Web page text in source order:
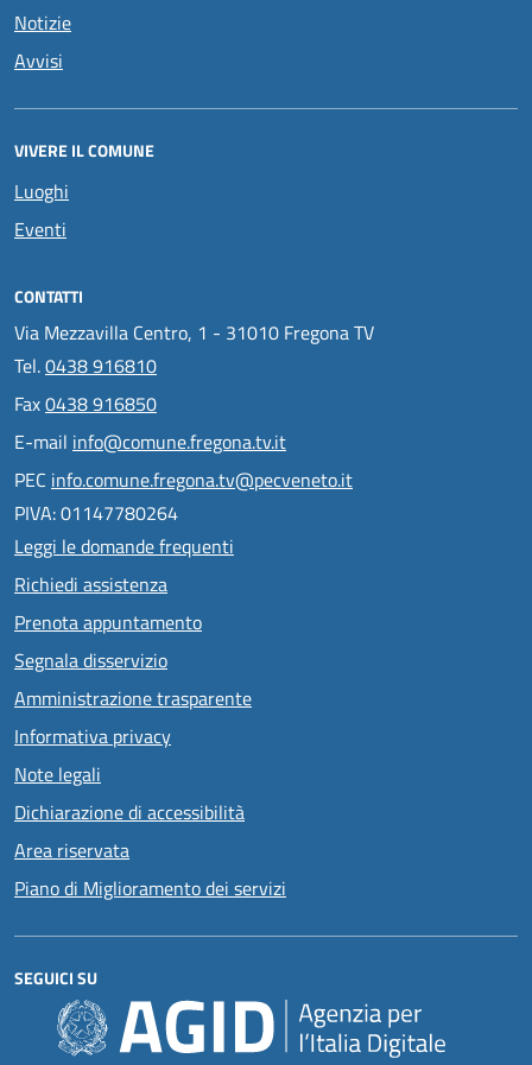
Notizie
Avvisi
VIVERE IL COMUNE
Luoghi
Eventi
CONTATTI
Via Mezzavilla Centro, 1 - 31010 Fregona TV
Tel.0438 916810
Fax0438 916850
E-mail info@comune.fregona.tv.it
PEC info.comune.fregona.tv@pecveneto.it
PIVA: 01147780264
Leggi le domande frequenti
Richiedi assistenza
Prenota appuntamento
Segnala disservizio
Amministrazione trasparente
Informativa privacy
Note legali
Dichiarazione di accessibilità
Area riservata
Piano di Miglioramento dei servizi
SEGUICI SU